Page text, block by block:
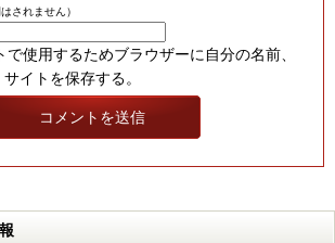
されません）
で使用するためブラウザーに自分の名前、
イトを保存する。